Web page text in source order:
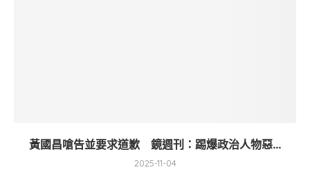
黃國昌嗆告並要求道歉 鏡週刊：踢爆政治人物惡...
2025-11-04